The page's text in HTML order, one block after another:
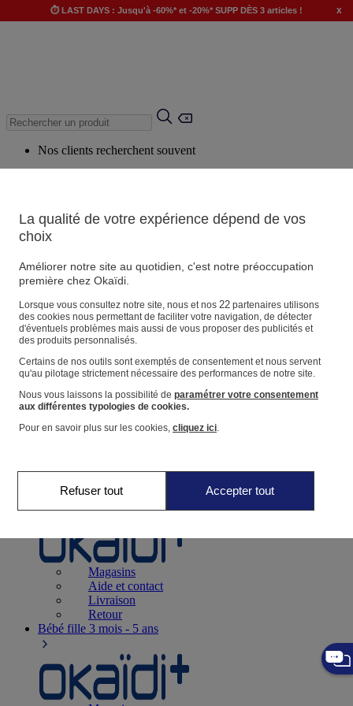
⏱️ LAST DAYS : Jusqu'à -60%* et -20%* SUPP DÈS 3 articles ! x
Nos clients recherchent souvent
Produits suggérés
Voir tous les produits
Magasin
Vos informations personnelles
Suivre une commande
Panier
Favoris
Naissance0-12 mois
Magasins
Aide et contact
Livraison
Retour
Bébé fille 3 mois - 5 ans
La qualité de votre expérience dépend de vos
choix
Améliorer notre site au quotidien, c'est notre préoccupation
première chez Okaïdi.
Lorsque vous consultez notre site, nous et nos 22partenaires utilisons
des cookies nous permettant de faciliter votre navigation, de détecter
d'éventuels problèmes mais aussi de vous proposer des publicités et
des produits personnalisés.
Certains de nos outils sont exemptés de consentement et nous servent
qu'au pilotage strictement nécessaire des performances de notre site.
Nous vous laissons la possibilité de paramétrer votre consentement
aux différentes typologies de cookies.
Pour en savoir plus sur les cookies, cliquez ici.
Refuser tout Accepter tout